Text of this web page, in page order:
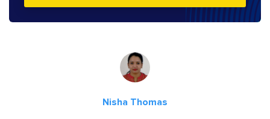
Nisha Thomas